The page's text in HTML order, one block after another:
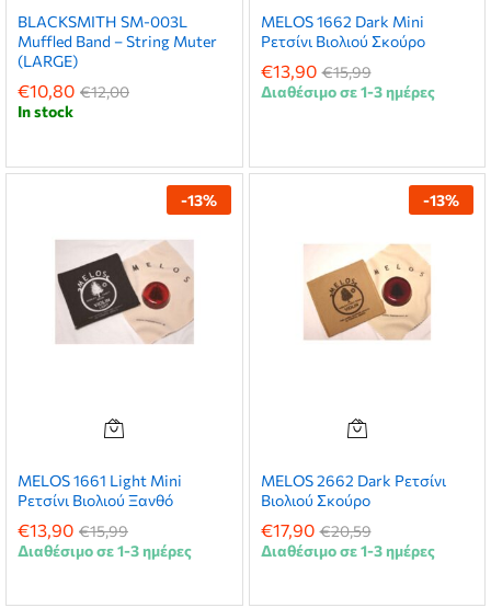
BLACKSMITH SM-003L
Muffled Band – String Muter
(LARGE)
€10,80 €12,00
In stock
MELOS 1662 Dark Mini
Ρετσίνι Βιολιού Σκούρο
€13,90 €15,99
Διαθέσιμο σε 1-3 ημέρες
-13%
MELOS 1661 Light Mini
Ρετσίνι Βιολιού Ξανθό
€13,90 €15,99
Διαθέσιμο σε 1-3 ημέρες
-13%
MELOS 2662 Dark Ρετσίνι
Βιολιού Σκούρο
€17,90 €20,59
Διαθέσιμο σε 1-3 ημέρες